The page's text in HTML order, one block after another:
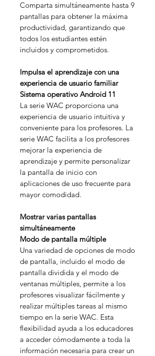
Comparta simultáneamente hasta 9
pantallas para obtener la máxima
productividad, garantizando que
todos los estudiantes estén
incluidos y comprometidos.
Impulsa el aprendizaje con una
experiencia de usuario familiar
Sistema operativo Android 11
La serie WAC proporciona una
experiencia de usuario intuitiva y
conveniente para los profesores. La
serie WAC facilita a los profesores
mejorar la experiencia de
aprendizaje y permite personalizar
la pantalla de inicio con
aplicaciones de uso frecuente para
mayor comodidad.
Mostrar varias pantallas
simultáneamente
Modo de pantalla múltiple
Una variedad de opciones de modo
de pantalla, incluido el modo de
pantalla dividida y el modo de
ventanas múltiples, permite a los
profesores visualizar fácilmente y
realizar múltiples tareas al mismo
tiempo en la serie WAC. Esta
flexibilidad ayuda a los educadores
a acceder cómodamente a toda la
información necesaria para crear un